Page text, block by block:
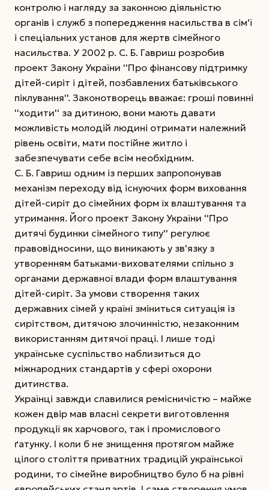
контролю і нагляду за законною діяльністю
органів і служб з попередження насильства в сім'ї
і спеціальних установ для жертв сімейного
насильства. У 2002 р. С. Б. Гавриш розробив
проект Закону України ''Про фінансову підтримку
дітей-сиріт і дітей, позбавлених батьківського
піклування''. Законотворець вважає: гроші повинні
''ходити'' за дитиною, вони мають давати
можливість молодій людині отримати належний
рівень освіти, мати постійне житло і
забезпечувати себе всім необхідним.
С. Б. Гавриш одним із перших запропонував
механізм переходу від існуючих форм виховання
дітей-сиріт до сімейних форм їх влаштування та
утримання. Його проект Закону України ''Про
дитячі будинки сімейного типу'' регулює
правовідносини, що виникають у зв'язку з
утворенням батьками-вихователями спільно з
органами державної влади форм влаштування
дітей-сиріт. За умови створення таких
державних сімей у країні зміниться ситуація із
сирітством, дитячою злочинністю, незаконним
використанням дитячої праці. І лише тоді
українське суспільство наблизиться до
міжнародних стандартів у сфері охорони
дитинства.
Українці завжди славилися ремісничістю – майже
кожен двір мав власні секрети виготовлення
продукції як харчового, так і промислового
ґатунку. І коли б не знищення протягом майже
цілого століття приватних традицій української
родини, то сімейне виробництво було б на рівні